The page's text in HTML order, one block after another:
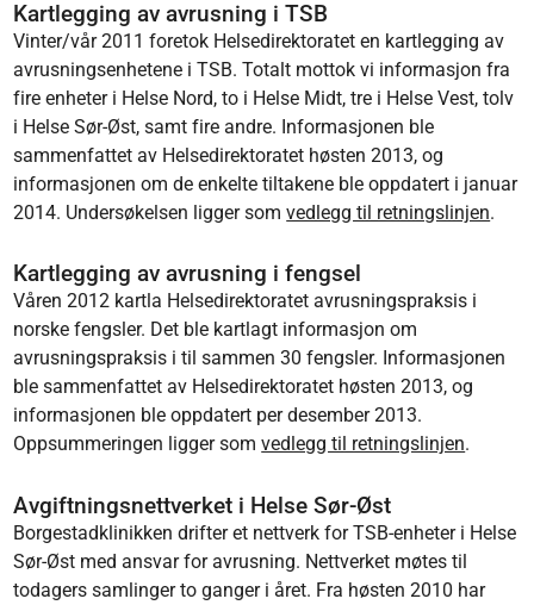
Kartlegging av avrusning i TSB
Vinter/vår 2011 foretok Helsedirektoratet en kartlegging av
avrusningsenhetene i TSB. Totalt mottok vi informasjon fra
fire enheter i Helse Nord, to i Helse Midt, tre i Helse Vest, tolv
i Helse Sør-Øst, samt fire andre. Informasjonen ble
sammenfattet av Helsedirektoratet høsten 2013, og
informasjonen om de enkelte tiltakene ble oppdatert i januar
2014. Undersøkelsen ligger somvedlegg til retningslinjen.
Kartlegging av avrusning i fengsel
Våren 2012 kartla Helsedirektoratet avrusningspraksis i
norske fengsler. Det ble kartlagt informasjon om
avrusningspraksis i til sammen 30 fengsler. Informasjonen
ble sammenfattet av Helsedirektoratet høsten 2013, og
informasjonen ble oppdatert per desember 2013.
Oppsummeringen ligger somvedlegg til retningslinjen.
Avgiftningsnettverket i Helse Sør-Øst
Borgestadklinikken drifter et nettverk for TSB-enheter i Helse
Sør-Øst med ansvar for avrusning. Nettverket møtes til
todagers samlinger to ganger i året. Fra høsten 2010 har